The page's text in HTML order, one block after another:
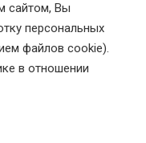
сайтом, Вы
персональных
файлов cookie).
в отношении